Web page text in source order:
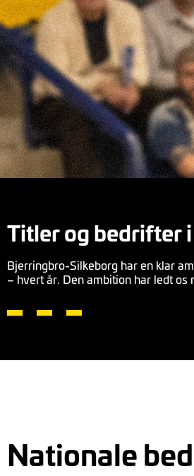
Titler og bedrifter
Bjerringbro-Silkeborg har en klar
– hvert år. Den ambition har ledt
Nationale